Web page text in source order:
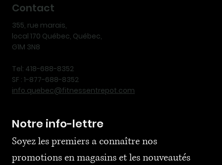
Contact
355, rue marais,
local 170 Québec, Québec,
G1M 3N8
Tel: 418-688-8352
SF : 1-877-688-8352
info.quebec@fitnessentrepot.com
Notre info-lettre
Soyez les premiers a connaître nos
promotions en magasins et les nouveautés